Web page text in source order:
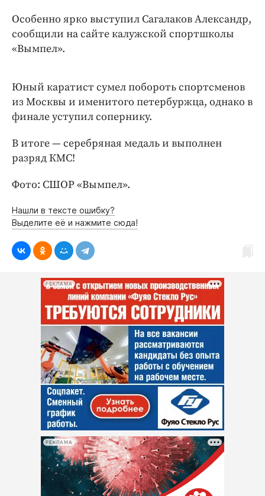
Работодатель года
Особенно ярко выступил Сагалаков Александр,
сообщили на сайте калужской спортшколы
«Вымпел».
Юный каратист сумел побороть спортсменов
из Москвы и именитого петербуржца, однако в
финале уступил сопернику.
В итоге — серебряная медаль и выполнен
разряд КМС!
Фото: СШОР «Вымпел».
Нашли в тексте ошибку?
Выделите её и нажмите сюда!
РЕКЛАМА
РЕКЛАМА